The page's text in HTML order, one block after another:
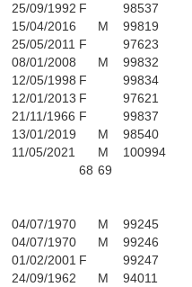
25/09/1992 F
98537
15/04/2016 M
99819
25/05/2011 F
97623
08/01/2008 M
99832
12/05/1998 F
99834
12/01/2013 F
97621
21/11/1966 F
99837
13/01/2019 M
98540
11/05/2021 M
100994
68 69
04/07/1970 M
99245
04/07/1970 M
99246
01/02/2001 F
99247
24/09/1962 M
94011